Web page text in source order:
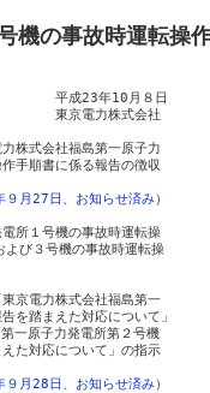
機の事故時運転操
８日
会社
株式会社福島第一原子力
手順書に係る報告の徴収
９月27日、お知らせ済み）
所１号機の事故時運転操
び３号機の事故時運転操
京電力株式会社福島第一
を踏まえた対応について」
一原子力発電所第２号機
た対応について」の指示
９月28日、お知らせ済み）